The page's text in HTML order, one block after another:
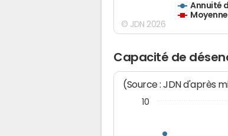
Annuité
© JDN 2026
Capacité de
(Source : JDN d'après
10